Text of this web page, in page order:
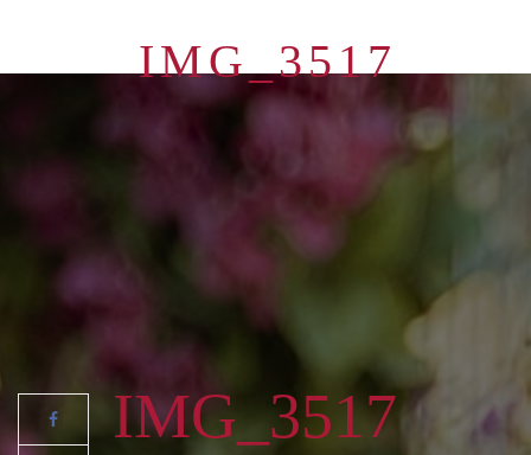
IMG_3517
IMG_3517